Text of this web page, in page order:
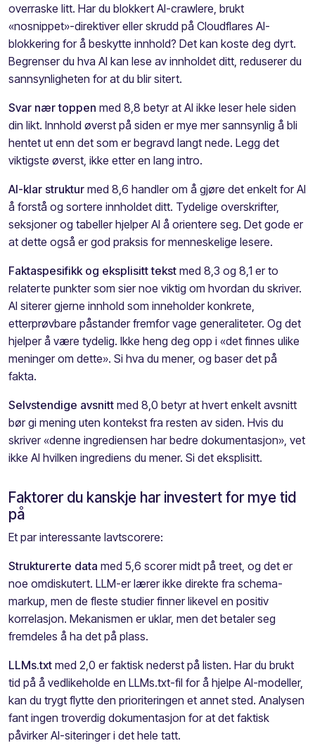
overraske litt. Har du blokkert AI-crawlere, brukt
«nosnippet»-direktiver eller skrudd på Cloudflares AI-
blokkering for å beskytte innhold? Det kan koste deg dyrt.
Begrenser du hva AI kan lese av innholdet ditt, reduserer du
sannsynligheten for at du blir sitert.
Svar nær toppen med 8,8 betyr at AI ikke leser hele siden
din likt. Innhold øverst på siden er mye mer sannsynlig å bli
hentet ut enn det som er begravd langt nede. Legg det
viktigste øverst, ikke etter en lang intro.
AI-klar struktur med 8,6 handler om å gjøre det enkelt for AI
å forstå og sortere innholdet ditt. Tydelige overskrifter,
seksjoner og tabeller hjelper AI å orientere seg. Det gode er
at dette også er god praksis for menneskelige lesere.
Faktaspesifikk og eksplisitt tekst med 8,3 og 8,1 er to
relaterte punkter som sier noe viktig om hvordan du skriver.
AI siterer gjerne innhold som inneholder konkrete,
etterprøvbare påstander fremfor vage generaliteter. Og det
hjelper å være tydelig. Ikke heng deg opp i «det finnes ulike
meninger om dette». Si hva du mener, og baser det på
fakta.
Selvstendige avsnitt med 8,0 betyr at hvert enkelt avsnitt
bør gi mening uten kontekst fra resten av siden. Hvis du
skriver «denne ingrediensen har bedre dokumentasjon», vet
ikke AI hvilken ingrediens du mener. Si det eksplisitt.
Faktorer du kanskje har investert for mye tid
på
Et par interessante lavtscorere:
Strukturerte data med 5,6 scorer midt på treet, og det er
noe omdiskutert. LLM-er lærer ikke direkte fra schema-
markup, men de fleste studier finner likevel en positiv
korrelasjon. Mekanismen er uklar, men det betaler seg
fremdeles å ha det på plass.
LLMs.txt med 2,0 er faktisk nederst på listen. Har du brukt
tid på å vedlikeholde en LLMs.txt-fil for å hjelpe AI-modeller,
kan du trygt flytte den prioriteringen et annet sted. Analysen
fant ingen troverdig dokumentasjon for at det faktisk
påvirker AI-siteringer i det hele tatt.